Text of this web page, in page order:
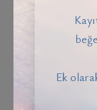
Fiziksel
Büyük Kas
Ek